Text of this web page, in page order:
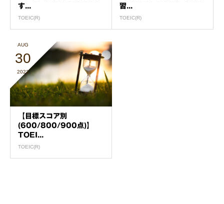
す...
TOEIC(R)
習...
TOEIC(R)
AUG
30
2022
【目標スコア別
(600/800/900点)】
TOEI...
TOEIC(R)